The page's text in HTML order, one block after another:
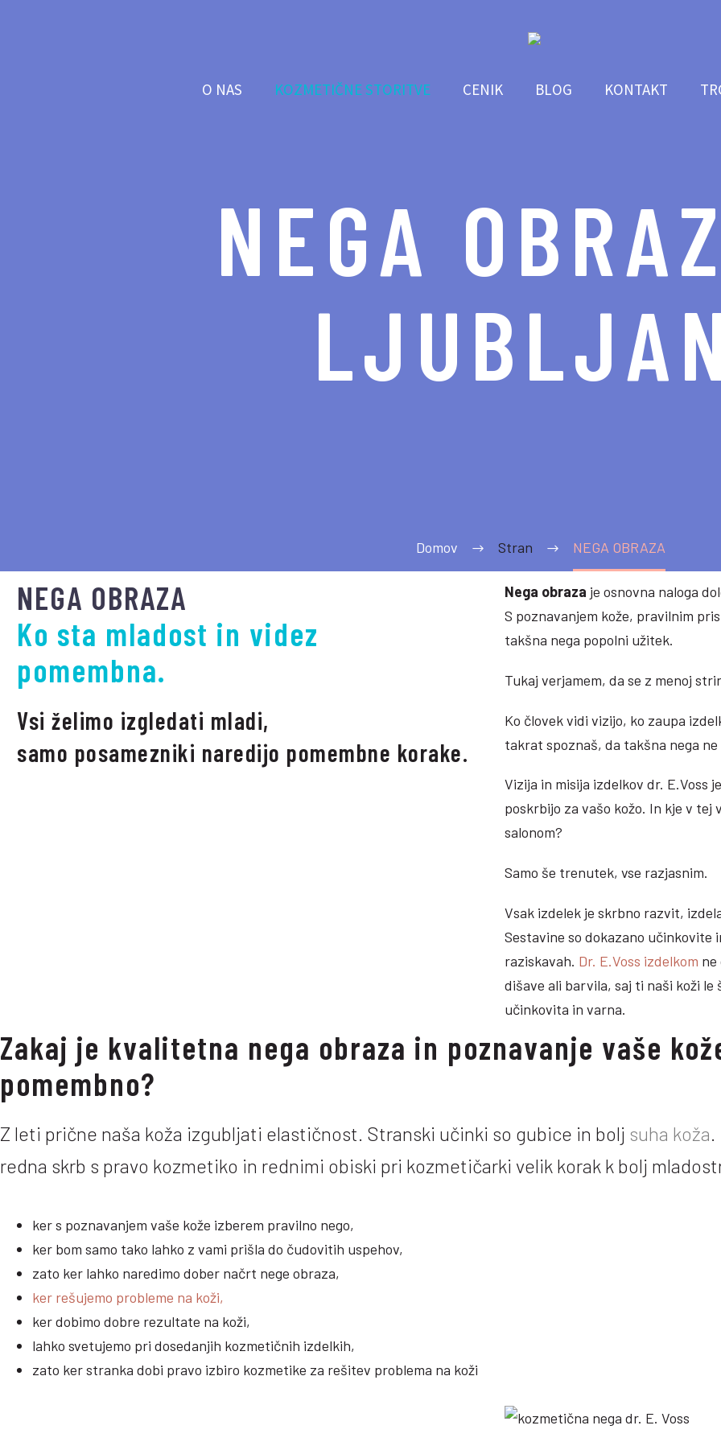
O NAS KOZMETIČNE STORITVE CENIK BLOG KONTAKT
NEGA
Domov Stran NEGA OBRAZA
NEGA OBRAZA
Ko sta mladost in videz
pomembna.
Vsi želimo izgledati mladi,
samo posamezniki naredijo pomembne korake.
Nega obraza je osnovna naloga
S poznavanjem kože, pravilnim
takšna nega popolni užitek.
Tukaj verjamem, da se z menoj
Ko človek vidi vizijo, ko zaupa
takrat spoznaš, da takšna nega
Vizija in misija izdelkov dr. E.Voss
poskrbijo za vašo kožo. In kje v
salonom?
Samo še trenutek, vse razjasnim.
Vsak izdelek je skrbno razvit,
Sestavine so dokazano učinkovite
raziskavah. Dr. E.Voss izdelkom
dišave ali barvila, saj ti naši koži le
učinkovita in varna.
Zakaj je kvalitetna nega obraza in poznavanje vaše
pomembno?
Z leti prične naša koža izgubljati elastičnost. Stranski učinki so gubice in bolj suha koža
redna skrb s pravo kozmetiko in rednimi obiski pri kozmetičarki velik korak k bolj
ker s poznavanjem vaše kože izberem pravilno nego,
ker bom samo tako lahko z vami prišla do čudovitih uspehov,
zato ker lahko naredimo dober načrt nege obraza,
ker rešujemo probleme na koži,
ker dobimo dobre rezultate na koži,
lahko svetujemo pri dosedanjih kozmetičnih izdelkih,
zato ker stranka dobi pravo izbiro kozmetike za rešitev problema na koži